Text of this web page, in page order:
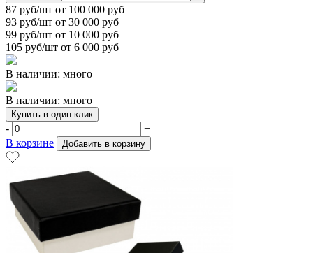
87 руб/шт от 100 000 руб
93 руб/шт от 30 000 руб
99 руб/шт от 10 000 руб
105 руб/шт от 6 000 руб
В наличии: много
В наличии: много
Купить в один клик
-
+
В корзине
Добавить в корзину